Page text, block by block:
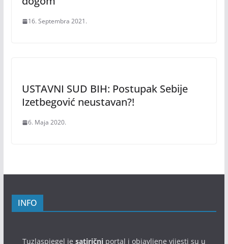
16. Septembra 2021.
USTAVNI SUD BIH: Postupak Sebije
Izetbegović neustavan?!
6. Maja 2020.
INFO
Tuzlaspiegel je satiričniportal i objavljene vijesti su u